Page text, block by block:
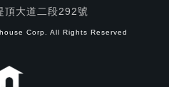
頂大道二段292號
Corp. All Rights Reserved